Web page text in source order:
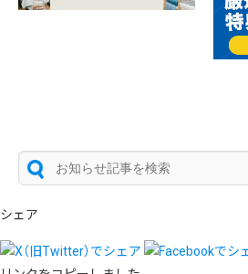
シェア